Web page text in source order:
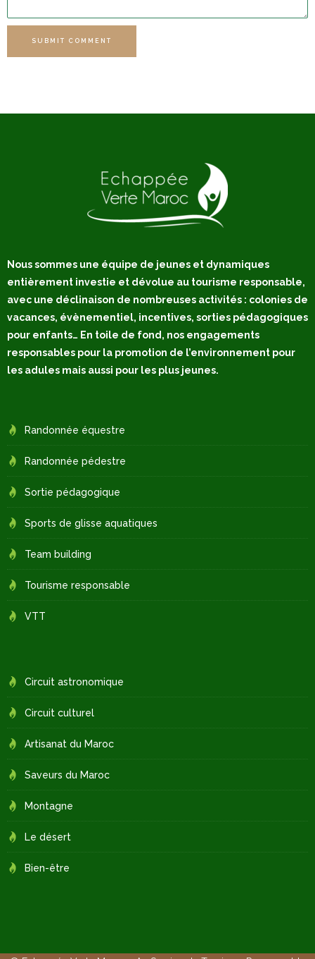
SUBMIT COMMENT
Nous sommes une équipe de jeunes et dynamiques
entièrement investie et dévolue au tourisme responsable,
avec une déclinaison de nombreuses activités : colonies de
vacances, évènementiel, incentives, sorties pédagogiques
pour enfants… En toile de fond, nos engagements
responsables pour la promotion de l’environnement pour
les adules mais aussi pour les plus jeunes.
Randonnée équestre
Randonnée pédestre
Sortie pédagogique
Sports de glisse aquatiques
Team building
Tourisme responsable
VTT
Circuit astronomique
Circuit culturel
Artisanat du Maroc
Saveurs du Maroc
Montagne
Le désert
Bien-être